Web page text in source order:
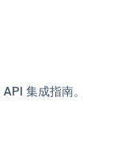
集成指南。